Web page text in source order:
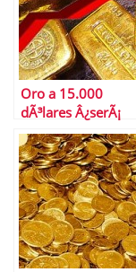
Oro a 15.000
dÃ³lares Â¿serÃ¡
posible?